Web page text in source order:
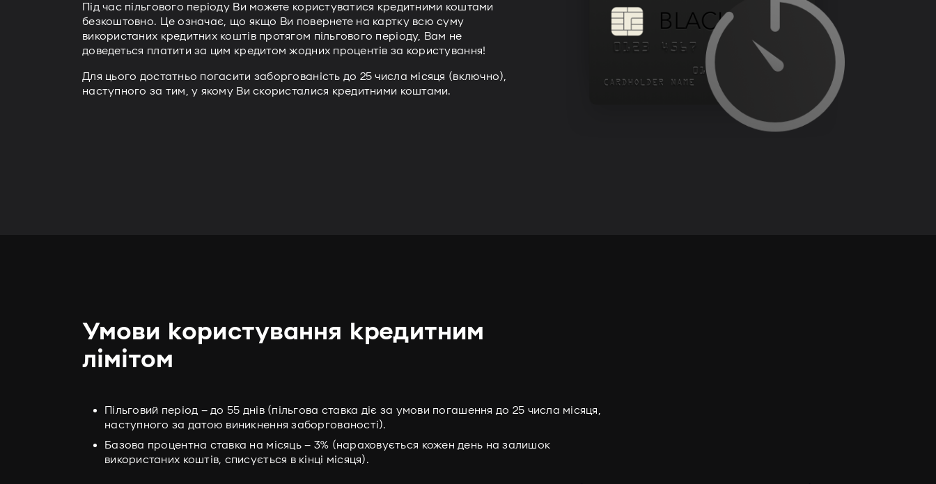
Під час пільгового періоду Ви можете користуватися кредитними коштами
безкоштовно. Це означає, що якщо Ви повернете на картку всю суму
використаних кредитних коштів протягом пільгового періоду, Вам не
доведеться платити за цим кредитом жодних процентів за користування!
Для цього достатньо погасити заборгованість до 25 числа місяця (включно),
наступного за тим, у якому Ви скористалися кредитними коштами.
Умови користування кредитним
лімітом
Пільговий період – до 55 днів (пільгова ставка діє за умови погашення до 25 числа місяця,
наступного за датою виникнення заборгованості).
Базова процентна ставка на місяць – 3% (нараховується кожен день на залишок
використаних коштів, списується в кінці місяця).